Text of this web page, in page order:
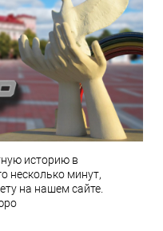
историю в
несколько минут,
на нашем сайте.